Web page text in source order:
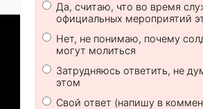
Да, считаю, что во время
официальных мероприятий
Нет, не понимаю, почему
могут молиться
Затрудняюсь ответить, не
этом
Свой ответ (напишу в